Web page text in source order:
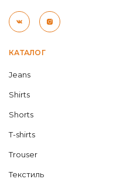
КАТАЛОГ
Jeans
Shirts
Shorts
T-shirts
Trouser
Текстиль